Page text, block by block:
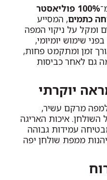
100% פוליאסטר
כתמים, המסייע
ומקל על ניקוי המפה
שימוש יומיומי,
זמן ומתקמט פחות,
גם לאחר כביסות
יוקרתי
מרקם עשיר,
השולחן. איכות האריגה
עמידות גבוהה
ממפת שולחן יפה